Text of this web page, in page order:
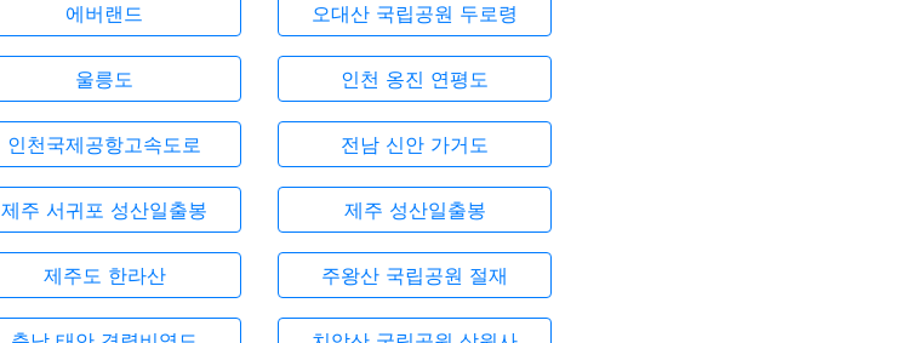
에버랜드 오대산 국립공원 두로령
울릉도 인천 옹진 연평도
인천국제공항고속도로 전남 신안 가거도
제주 서귀포 성산일출봉 제주 성산일출봉
제주도 한라산 주왕산 국립공원 절재